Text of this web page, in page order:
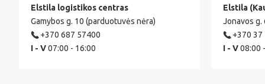
Elstila logistikos centras
Gamybos g. 10 (parduotuvės nėra)
+370 687 57400
I - V07:00 - 16:00
Elstila
Jonavos g.
+370
I - V08:00